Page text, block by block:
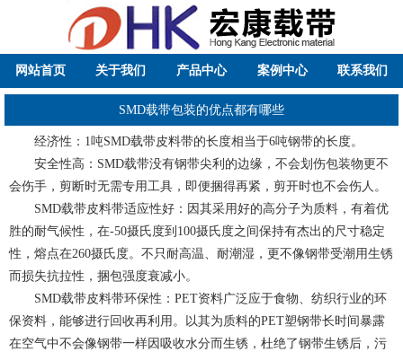
网站首页 关于我们 产品中心 案例中心 联系我们
SMD载带包装的优点都有哪些
经济性：1吨SMD载带皮料带的长度相当于6吨钢带的长度。
安全性高：SMD载带没有钢带尖利的边缘，不会划伤包装物更不
会伤手，剪断时无需专用工具，即便捆得再紧，剪开时也不会伤人。
SMD载带皮料带适应性好：因其采用好的高分子为质料，有着优
胜的耐气候性，在-50摄氏度到100摄氏度之间保持有杰出的尺寸稳定
性，熔点在260摄氏度。不只耐高温、耐潮湿，更不像钢带受潮用生锈
而损失抗拉性，捆包强度衰减小。
SMD载带皮料带环保性：PET资料广泛应于食物、纺织行业的环
保资料，能够进行回收再利用。以其为质料的PET塑钢带长时间暴露
在空气中不会像钢带一样因吸收水分而生锈，杜绝了钢带生锈后，污